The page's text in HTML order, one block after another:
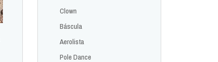
Clown
Báscula
Aerolista
Pole Dance